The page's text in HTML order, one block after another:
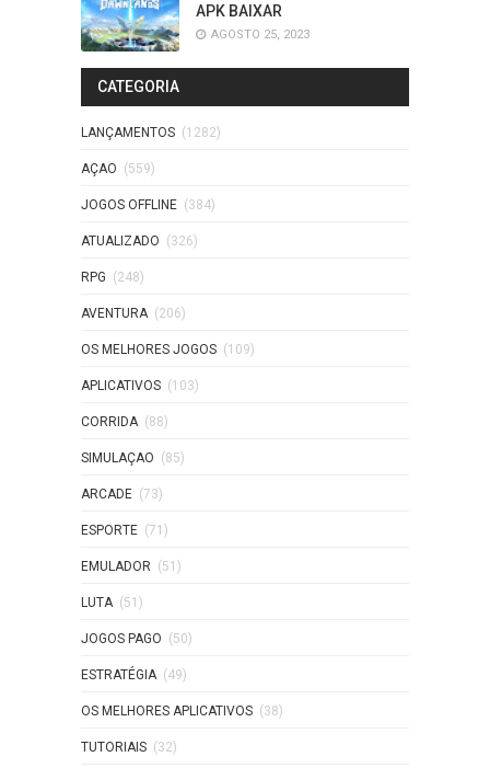
APK BAIXAR
AGOSTO 25, 2023
CATEGORIA
LANÇAMENTOS (1282)
AÇAO (559)
JOGOS OFFLINE (384)
ATUALIZADO (326)
RPG (248)
AVENTURA (206)
OS MELHORES JOGOS (109)
APLICATIVOS (103)
CORRIDA (88)
SIMULAÇAO (85)
ARCADE (73)
ESPORTE (71)
EMULADOR (51)
LUTA (51)
JOGOS PAGO (50)
ESTRATÉGIA (49)
OS MELHORES APLICATIVOS (38)
TUTORIAIS (32)